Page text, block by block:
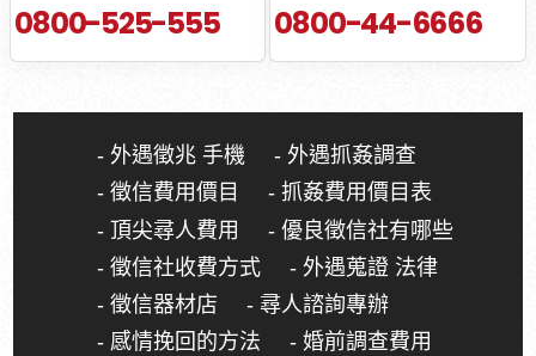
0800-525-555 0800-44-6666
- 外遇徵兆 手機
- 外遇抓姦調查
- 徵信費用價目
- 抓姦費用價目表
- 頂尖尋人費用
- 優良徵信社有哪些
- 徵信社收費方式
- 外遇蒐證 法律
- 徵信器材店
- 尋人諮詢專辦
- 感情挽回的方法
- 婚前調查費用